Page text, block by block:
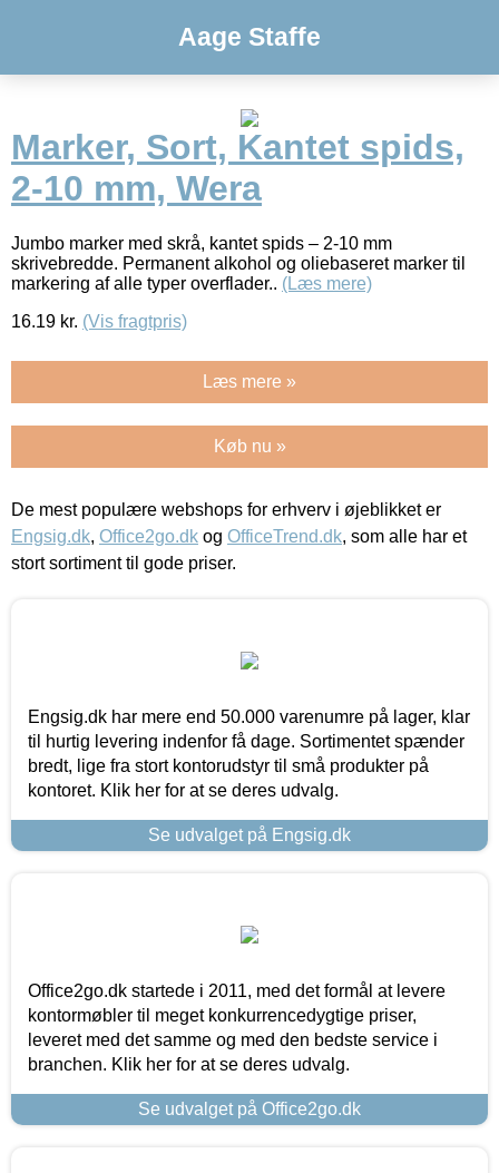
Aage Staffe
Marker, Sort, Kantet spids,
2-10 mm, Wera
Jumbo marker med skrå, kantet spids – 2-10 mm
skrivebredde. Permanent alkohol og oliebaseret marker til
markering af alle typer overflader.. (Læs mere)
16.19 kr. (Vis fragtpris)
Læs mere »
Køb nu »
De mest populære webshops for erhverv i øjeblikket er
Engsig.dk, Office2go.dk og OfficeTrend.dk, som alle har et
stort sortiment til gode priser.
Engsig.dk har mere end 50.000 varenumre på lager, klar
til hurtig levering indenfor få dage. Sortimentet spænder
bredt, lige fra stort kontorudstyr til små produkter på
kontoret. Klik her for at se deres udvalg.
Se udvalget på Engsig.dk
Office2go.dk startede i 2011, med det formål at levere
kontormøbler til meget konkurrencedygtige priser,
leveret med det samme og med den bedste service i
branchen. Klik her for at se deres udvalg.
Se udvalget på Office2go.dk